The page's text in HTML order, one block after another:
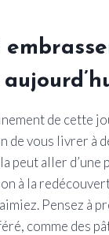
de cette
de vous livrer à
peut aller d’une
à la
Pensez à
comme des